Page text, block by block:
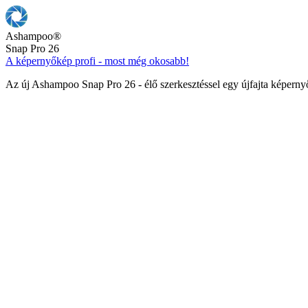
Ashampoo®
Snap Pro 26
A képernyőkép profi - most még okosabb!
Az új Ashampoo Snap Pro 26 - élő szerkesztéssel egy újfajta